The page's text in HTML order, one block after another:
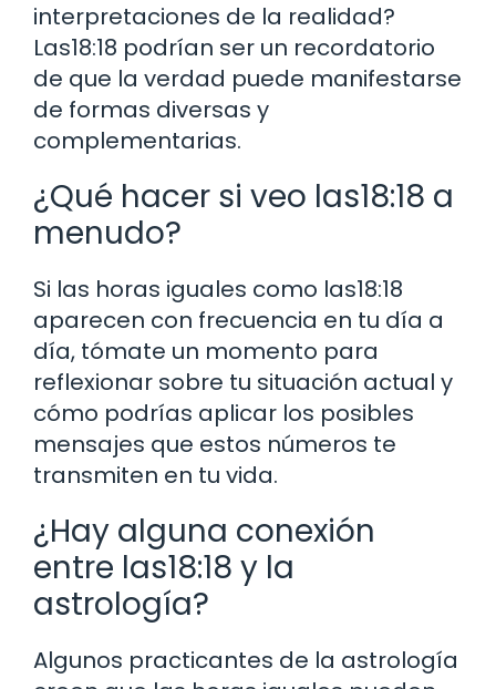
interpretaciones de la realidad?
Las18:18 podrían ser un recordatorio
de que la verdad puede manifestarse
de formas diversas y
complementarias.
¿Qué hacer si veo las18:18 a
menudo?
Si las horas iguales como las18:18
aparecen con frecuencia en tu día a
día, tómate un momento para
reflexionar sobre tu situación actual y
cómo podrías aplicar los posibles
mensajes que estos números te
transmiten en tu vida.
¿Hay alguna conexión
entre las18:18 y la
astrología?
Algunos practicantes de la astrología